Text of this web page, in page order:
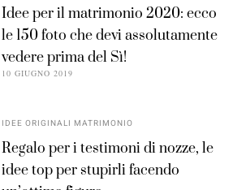
Idee per il matrimonio 2020: ecco
le 150 foto che devi assolutamente
vedere prima del Sì!
10 GIUGNO 2019
IDEE ORIGINALI MATRIMONIO
Regalo per i testimoni di nozze, le
idee top per stupirli facendo